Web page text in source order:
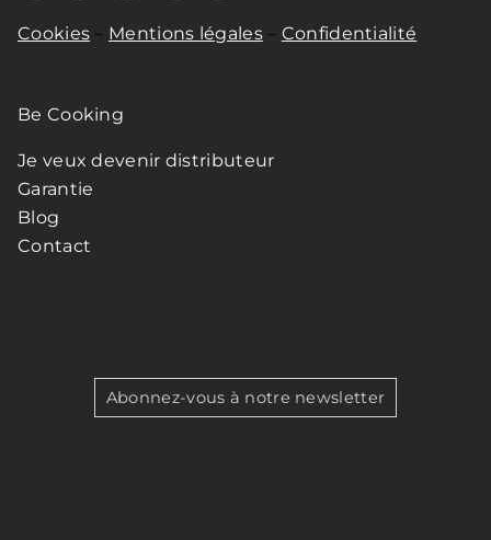
Cookies – Mentions légales– Confidentialité
Be Cooking
Je veux devenir distributeur
Garantie
Blog
Contact
Abonnez-vous à notre newsletter